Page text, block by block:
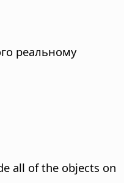
реальному
all of the objects on